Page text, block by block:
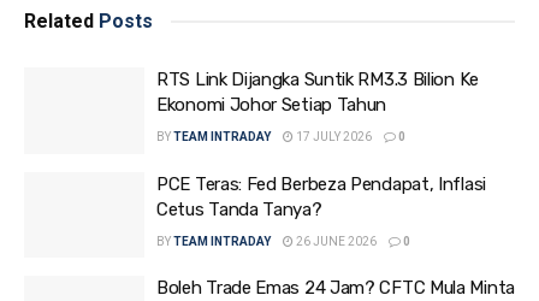
Related Posts
RTS Link Dijangka Suntik RM3.3 Bilion Ke
Ekonomi Johor Setiap Tahun
BY TEAM INTRADAY 17 JULY 2026 0
PCE Teras: Fed Berbeza Pendapat, Inflasi
Cetus Tanda Tanya?
BYTEAM INTRADAY 26 JUNE 2026 0
Boleh Trade Emas 24 Jam? CFTC Mula Minta